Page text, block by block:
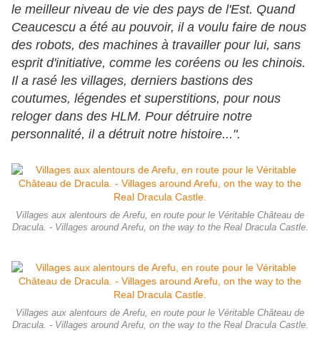
le meilleur niveau de vie des pays de l'Est. Quand
Ceaucescu a été au pouvoir, il a voulu faire de nous
des robots, des machines à travailler pour lui, sans
esprit d'initiative, comme les coréens ou les chinois.
Il a rasé les villages, derniers bastions des
coutumes, légendes et superstitions, pour nous
reloger dans des HLM. Pour détruire notre
personnalité, il a détruit notre histoire...".
Villages aux alentours de Arefu, en route pour le Véritable Château de
Dracula. - Villages around Arefu, on the way to the Real Dracula Castle.
Villages aux alentours de Arefu, en route pour le Véritable Château de
Dracula. - Villages around Arefu, on the way to the Real Dracula Castle.